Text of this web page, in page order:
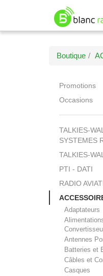
Boutique
Promotions
Occasions
TALKIES-
SYSTEMES
TALKIES-
PTI - DATI
RADIO
Adaptateurs
Antennes
Batteries et
Câbles et
Casques